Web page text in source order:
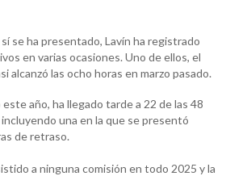
se ha presentado, Lavín ha registrado
en varias ocasiones. Uno de ellos, el
alcanzó las ocho horas en marzo pasado.
año, ha llegado tarde a 22 de las 48
incluyendo una en la que se presentó
de retraso.
a ninguna comisión en todo 2025 y la